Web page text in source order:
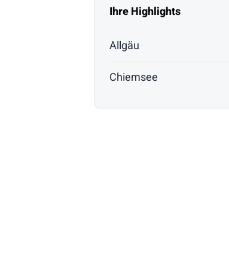
Ihre Highlights
Allgäu
Chiemsee